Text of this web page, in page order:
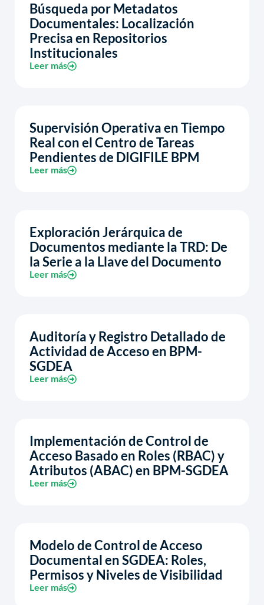
Búsqueda por Metadatos
Documentales: Localización
Precisa en Repositorios
Institucionales
Leer más
Supervisión Operativa en Tiempo
Real con el Centro de Tareas
Pendientes de DIGIFILE BPM
Leer más
Exploración Jerárquica de
Documentos mediante la TRD: De
la Serie a la Llave del Documento
Leer más
Auditoría y Registro Detallado de
Actividad de Acceso en BPM-
SGDEA
Leer más
Implementación de Control de
Acceso Basado en Roles (RBAC) y
Atributos (ABAC) en BPM-SGDEA
Leer más
Modelo de Control de Acceso
Documental en SGDEA: Roles,
Permisos y Niveles de Visibilidad
Leer más